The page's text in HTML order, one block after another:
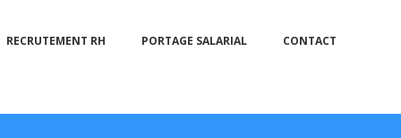
RECRUTEMENT RH PORTAGE SALARIAL CONTACT